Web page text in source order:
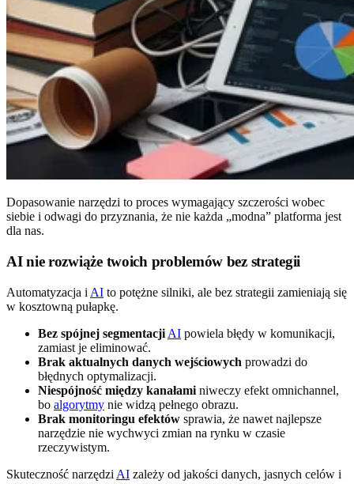
Dopasowanie narzędzi to proces wymagający szczerości wobec
siebie i odwagi do przyznania, że nie każda „modna” platforma jest
dla nas.
AI nie rozwiąże twoich problemów bez strategii
Automatyzacja i AI to potężne silniki, ale bez strategii zamieniają się
w kosztowną pułapkę.
Bez spójnej segmentacji AI powiela błędy w komunikacji,
zamiast je eliminować.
Brak aktualnych danych wejściowych prowadzi do
błędnych optymalizacji.
Niespójność między kanałami niweczy efekt omnichannel,
bo algorytmy nie widzą pełnego obrazu.
Brak monitoringu efektów sprawia, że nawet najlepsze
narzędzie nie wychwyci zmian na rynku w czasie
rzeczywistym.
Skuteczność narzędzi AI zależy od jakości danych, jasnych celów i